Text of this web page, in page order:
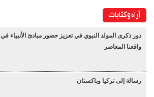
آراء وكتابات
دور ذكرى المولد النبوي في تعزيز حضور مبادئ الأنبياء في
واقعنا المعاصر
رسالة إلى تركيا وباكستان